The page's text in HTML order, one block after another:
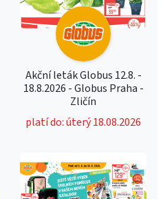
Akční leták Globus 12.8. -
18.8.2026 - Globus Praha -
Zličín
platí do: úterý 18.08.2026